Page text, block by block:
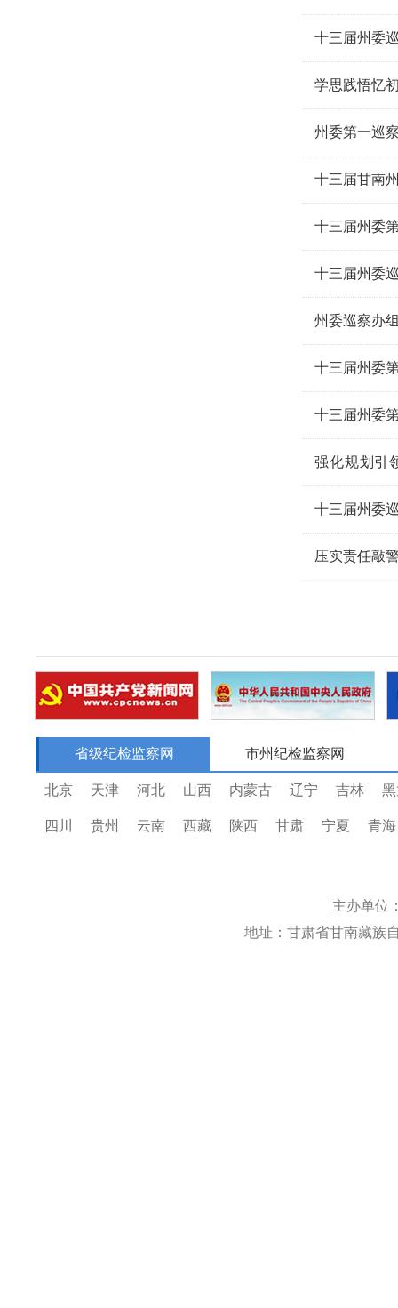
十三届州委
州委第一巡
十三届甘南
十三届州委
十三届州委
州委巡察办
十三届州委
十三届州委
强化规划引领 落实主体责任 ——州委常委会审议通过《中共甘南州委巡察工作规划（2022－
十三届州委
压实责任敲
省级纪检监察网 市州纪检监察网
北京 天津 河北 山西 内蒙古 辽宁 吉林
四川 贵州 云南 西藏 陕西 甘肃 宁夏 青海
主办单位
地址：甘肃省甘南藏族